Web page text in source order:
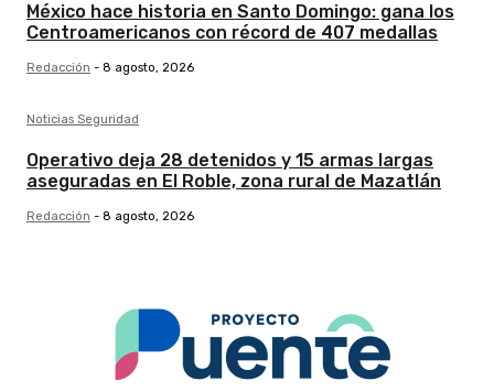
México hace historia en Santo Domingo: gana los
Centroamericanos con récord de 407 medallas
Redacción - 8 agosto, 2026
Noticias Seguridad
Operativo deja 28 detenidos y 15 armas largas
aseguradas en El Roble, zona rural de Mazatlán
Redacción - 8 agosto, 2026